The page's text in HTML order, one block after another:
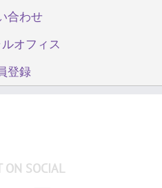
合わせ
オフィス
登録
ON SOCIAL